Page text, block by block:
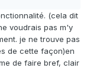
(cela dit
voudrais pas m'y
je ne trouve pas
de cette façon)en
de faire bref, clair